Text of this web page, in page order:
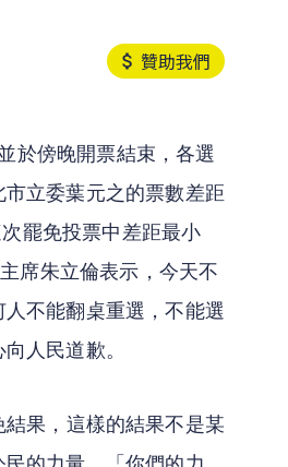
贊助我們
於傍晚開票結束，各選
立委葉元之的票數差距
罷免投票中差距最小
席朱立倫表示，今天不
不能翻桌重選，不能選
人民道歉。
果，這樣的結果不是某